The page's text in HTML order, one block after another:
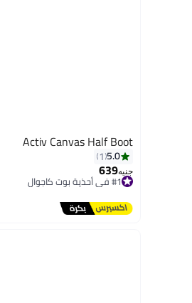
Activ Canvas Half Boot
5.0
1
جنيه639#1 في أحذية بوت كاجوال
توصيل مجاني
#1 في أحذية بوت كاجوال